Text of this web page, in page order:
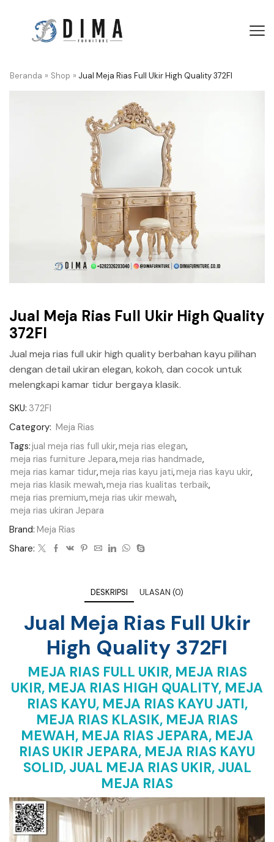
Beranda » Shop » Jual Meja Rias Full Ukir High Quality 372FI
Jual Meja Rias Full Ukir High Quality
372FI
Jual meja rias full ukir high quality berbahan kayu pilihan
dengan detail ukiran elegan, kokoh, dan cocok untuk
melengkapi kamar tidur bergaya klasik.
SKU: 372FI
Category: Meja Rias
Tags:jual meja rias full ukir,meja rias elegan,
meja rias furniture Jepara,meja rias handmade,
meja rias kamar tidur,meja rias kayu jati,meja rias kayu ukir,
meja rias klasik mewah,meja rias kualitas terbaik,
meja rias premium,meja rias ukir mewah,
meja rias ukiran Jepara
Brand: Meja Rias
Share:
DESKRIPSI ULASAN (0)
Jual Meja Rias Full Ukir
High Quality 372FI
MEJA RIAS FULL UKIR, MEJA RIAS
UKIR, MEJA RIAS HIGH QUALITY, MEJA
RIAS KAYU, MEJA RIAS KAYU JATI,
MEJA RIAS KLASIK, MEJA RIAS
MEWAH, MEJA RIAS JEPARA, MEJA
RIAS UKIR JEPARA, MEJA RIAS KAYU
SOLID, JUAL MEJA RIAS UKIR, JUAL
MEJA RIAS